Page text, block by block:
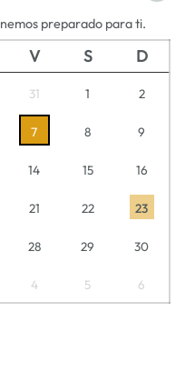
preparado para ti.
V S D
31 1 2
7 8 9
14 15 16
21 22 23
28 29 30
4 5 6